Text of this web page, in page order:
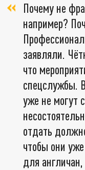
Почему не
например?
заявляли.
что
спецслужбы.
уже не могут
отдать
чтобы они
для